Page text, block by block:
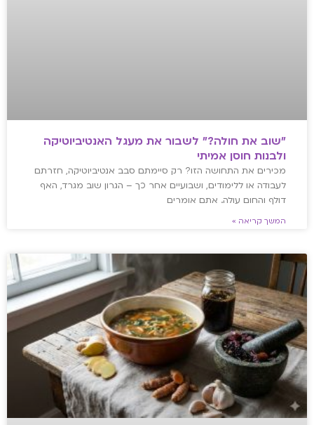
"שוב את חולה?" לשבור את מעגל האנטיביוטיקה
ולבנות חוסן אמיתי
מכירים את התחושה הזו? רק סיימתם סבב אנטיביוטיקה, חזרתם
לעבודה או ללימודים, ושבועיים אחר כך – הגרון שוב מגרד, האף
דולף והחום עולה. אתם אומרים
המשך קריאה »